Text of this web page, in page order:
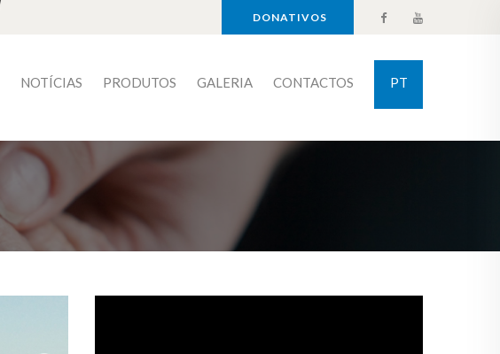
DONATIVOS
NOTÍCIAS PRODUTOS GALERIA CONTACTOS PT